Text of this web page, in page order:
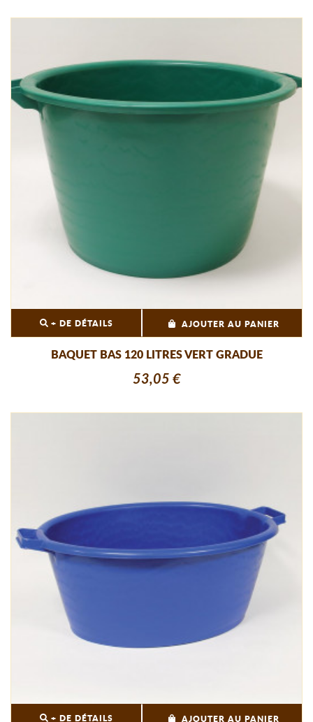
+ DE DÉTAILS AJOUTER AU PANIER
BAQUET BAS 120 LITRES VERT GRADUE
53,05 €
+ DE DÉTAILS AJOUTER AU PANIER